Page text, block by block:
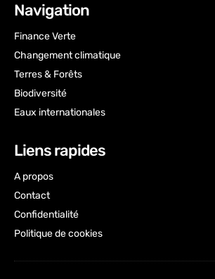
Navigation
Finance Verte
Changement climatique
Terres & Forêts
Biodiversité
Eaux internationales
Liens rapides
A propos
Contact
Confidentialité
Politique de cookies